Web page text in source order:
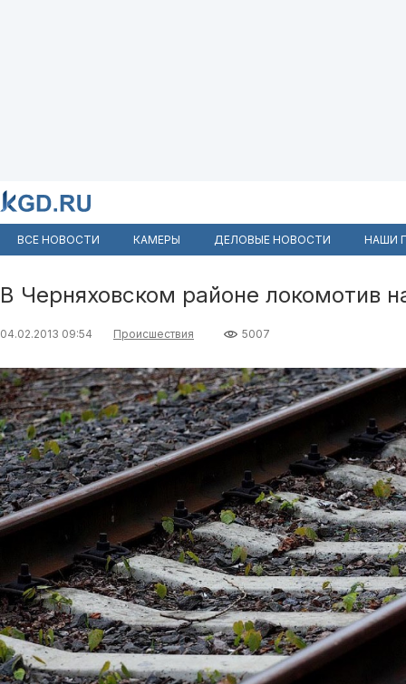
ВСЕ НОВОСТИ КАМЕРЫ ДЕЛОВЫЕ НОВОСТИ НАШИ
В Черняховском районе локомотив
04.02.2013 09:54 Происшествия 5007